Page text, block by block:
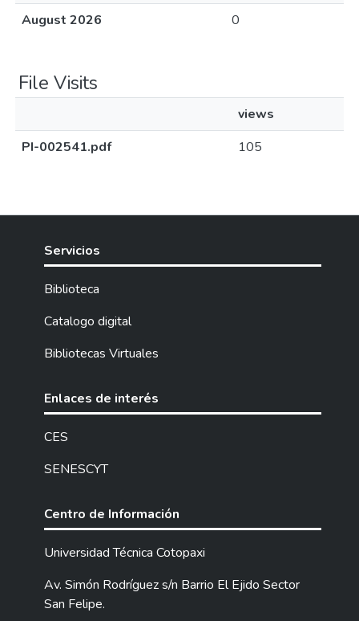
August 2026
0
File Visits
views
PI-002541.pdf
105
Servicios
Biblioteca
Catalogo digital
Bibliotecas Virtuales
Enlaces de interés
CES
SENESCYT
Centro de Información
Universidad Técnica Cotopaxi
Av. Simón Rodríguez s/n Barrio El Ejido Sector
San Felipe.